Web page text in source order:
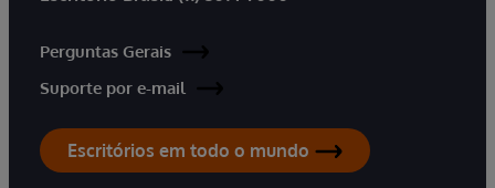
Perguntas Gerais
Suporte por e-mail
Escritórios em todo o mundo